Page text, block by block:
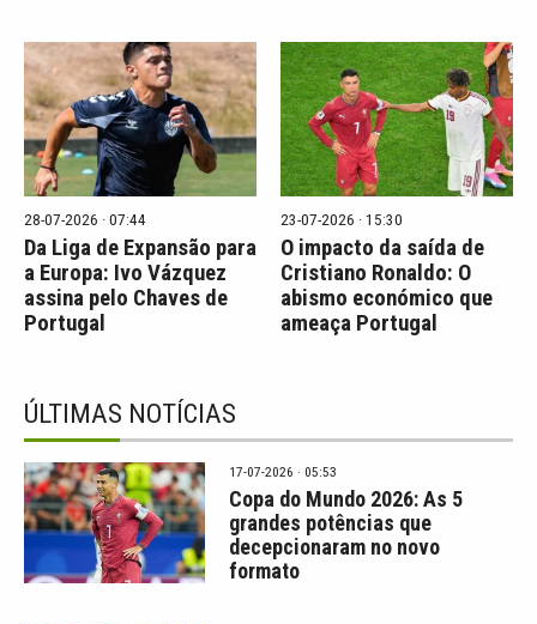
28-07-2026 · 07:44
Da Liga de Expansão para
a Europa: Ivo Vázquez
assina pelo Chaves de
Portugal
23-07-2026 · 15:30
O impacto da saída de
Cristiano Ronaldo: O
abismo económico que
ameaça Portugal
ÚLTIMAS NOTÍCIAS
17-07-2026 · 05:53
Copa do Mundo 2026: As 5
grandes potências que
decepcionaram no novo
formato